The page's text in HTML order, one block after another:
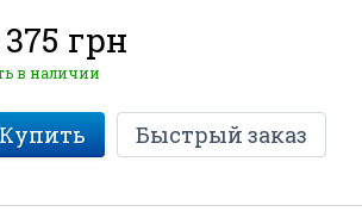
грн
в наличии
Купить Быстрый заказ